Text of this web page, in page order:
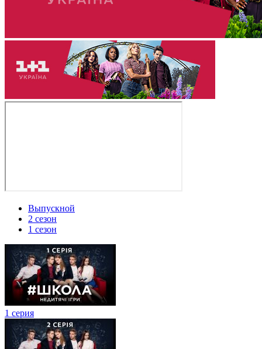
Выпускной
2 сезон
1 сезон
1 серия